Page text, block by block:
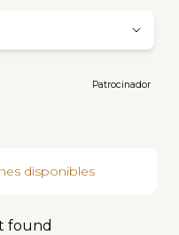
Patrocinador
disponibles